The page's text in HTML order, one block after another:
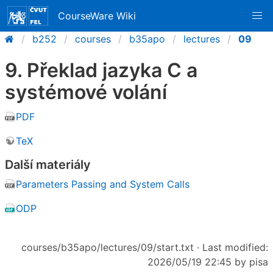
CourseWare Wiki
b252
courses b35apo lectures 09
9. Překlad jazyka C a
systémové volání
PDF
TeX
Další materiály
Parameters Passing and System Calls
ODP
courses/b35apo/lectures/09/start.txt · Last modified:
2026/05/19 22:45 by pisa